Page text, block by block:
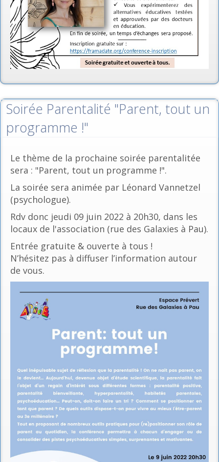
Soirée Parentalité "Parent, tout un
programme !"
Le thème de la prochaine soirée parentalitée
sera : "Parent, tout un programme !".
La soirée sera animée par Léonard Vannetzel
(psychologue).
Rdv donc jeudi 09 juin 2022 à 20h30, dans les
locaux de l'association (rue des Galaxies à Pau).
Entrée gratuite & ouverte à tous !
N’hésitez pas à diffuser l’information autour
de vous.